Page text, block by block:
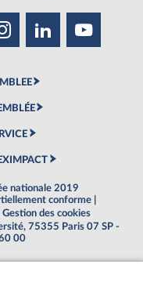
nationale 2019
conforme
Gestion des cookies
75355 Paris 07 SP -
00